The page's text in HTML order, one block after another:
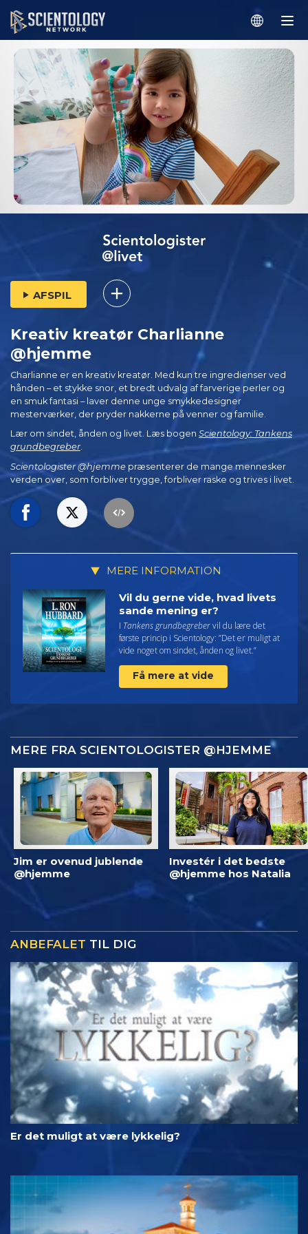
AFSPIL
Kreativ kreatør Charlianne
@hjemme
Charlianne er en kreativ kreatør. Med kun tre ingredienser ved
hånden – et stykke snor, et bredt udvalg af farverige perler og
en smuk fantasi – laver denne unge smykkedesigner
mesterværker, der pryder nakkerne på venner og familie.
Lær om sindet, ånden og livet. Læs bogen Scientology: Tankens
grundbegreber.
Scientologister @hjemme præsenterer de mange mennesker
verden over, som forbliver trygge, forbliver raske og trives i livet.
MERE INFORMATION
Vil du gerne vide, hvad livets
sande mening er?
I Tankens grundbegrebervil du lære det
første princip i Scientology: ”Det er muligt at
vide noget om sindet, ånden og livet.”
Få mere at vide
MERE FRA SCIENTOLOGISTER @HJEMME
Jim er ovenud jublende
@hjemme
Investér i det bedste
@hjemme hos Natalia
ANBEFALET TIL DIG
Er det muligt at være lykkelig?